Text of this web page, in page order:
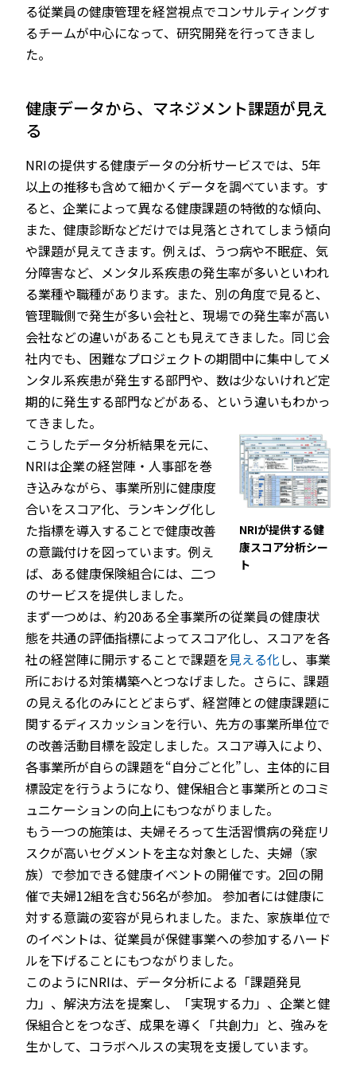
る従業員の健康管理を経営視点でコンサルティングす
るチームが中心になって、研究開発を行ってきまし
た。
健康データから、マネジメント課題が見え
る
NRIの提供する健康データの分析サービスでは、5年
以上の推移も含めて細かくデータを調べています。す
ると、企業によって異なる健康課題の特徴的な傾向、
また、健康診断などだけでは見落とされてしまう傾向
や課題が見えてきます。例えば、うつ病や不眠症、気
分障害など、メンタル系疾患の発生率が多いといわれ
る業種や職種があります。また、別の角度で見ると、
管理職側で発生が多い会社と、現場での発生率が高い
会社などの違いがあることも見えてきました。同じ会
社内でも、困難なプロジェクトの期間中に集中してメ
ンタル系疾患が発生する部門や、数は少ないけれど定
期的に発生する部門などがある、という違いもわかっ
てきました。
NRIが提供する健
康スコア分析シー
ト
こうしたデータ分析結果を元に、
NRIは企業の経営陣・人事部を巻
き込みながら、事業所別に健康度
合いをスコア化、ランキング化し
た指標を導入することで健康改善
の意識付けを図っています。例え
ば、ある健康保険組合には、二つ
のサービスを提供しました。
まず一つめは、約20ある全事業所の従業員の健康状
態を共通の評価指標によってスコア化し、スコアを各
社の経営陣に開示することで課題を見える化し、事業
所における対策構築へとつなげました。さらに、課題
の見える化のみにとどまらず、経営陣との健康課題に
関するディスカッションを行い、先方の事業所単位で
の改善活動目標を設定しました。スコア導入により、
各事業所が自らの課題を“自分ごと化”し、主体的に目
標設定を行うようになり、健保組合と事業所とのコミ
ュニケーションの向上にもつながりました。
もう一つの施策は、夫婦そろって生活習慣病の発症リ
スクが高いセグメントを主な対象とした、夫婦（家
族）で参加できる健康イベントの開催です。2回の開
催で夫婦12組を含む56名が参加。 参加者には健康に
対する意識の変容が見られました。また、家族単位で
のイベントは、従業員が保健事業への参加するハード
ルを下げることにもつながりました。
このようにNRIは、データ分析による「課題発見
力」、解決方法を提案し、「実現する力」、企業と健
保組合とをつなぎ、成果を導く「共創力」と、強みを
生かして、コラボヘルスの実現を支援しています。